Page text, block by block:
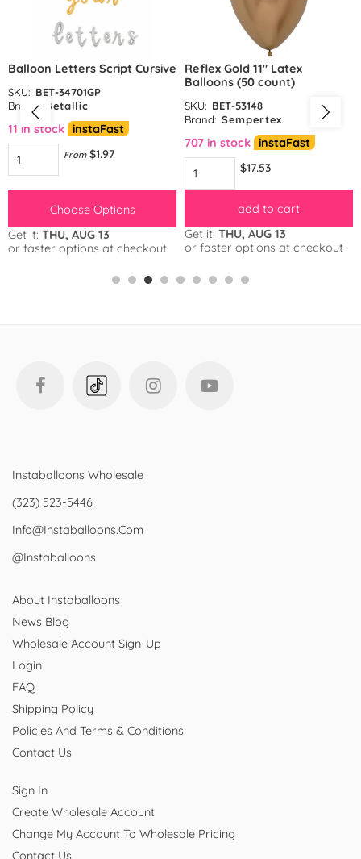
Balloon Letters Script Cursive
SKU: BET-34701GP
Brand:
Betallic
11 in stock instaFast
From $1.97
Choose Options
Get it: THU, AUG 13
or faster options at checkout
Reflex Gold 11″ Latex
Balloons (50 count)
SKU: BET-53148
Brand: Sempertex
707 in stock instaFast
$17.53
add to cart
Get it: THU, AUG 13
or faster options at checkout
Instaballoons Wholesale
(323) 523-5446
Info@instaballoons.com
@instaballoons
About Instaballoons
News Blog
Wholesale Account Sign-Up
Login
FAQ
Shipping Policy
Policies And Terms & Conditions
Contact Us
Sign In
Create Wholesale Account
Change My Account To Wholesale Pricing
Contact Us